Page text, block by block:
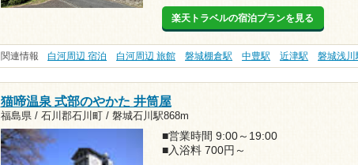
楽天トラベルの宿泊プランを見る
関連情報 白河周辺 宿泊 白河周辺 旅館 磐城棚倉駅 中豊駅 近津駅 磐城浅川
猫啼温泉 式部のやかた 井筒屋
福島県 / 石川郡石川町 / 磐城石川駅868m
■営業時間 9:00～19:00
■入浴料 700円～